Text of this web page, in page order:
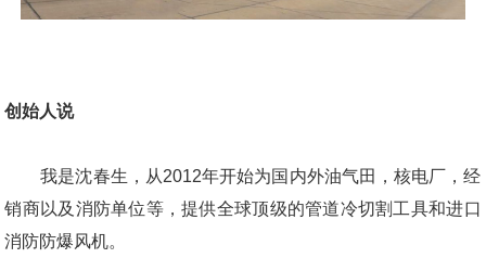
创始人说
我是沈春生，从2012年开始为国内外油气田，核电厂，经
销商以及消防单位等，提供全球顶级的管道冷切割工具和进口
消防防爆风机。